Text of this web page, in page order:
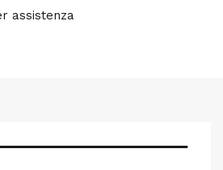
assistenza